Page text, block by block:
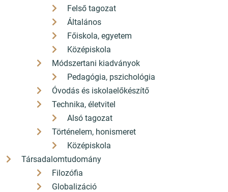
Felső tagozat
Általános
Főiskola, egyetem
Középiskola
Módszertani kiadványok
Pedagógia, pszichológia
Óvodás és iskolaelőkészítő
Technika, életvitel
Alsó tagozat
Történelem, honismeret
Középiskola
Társadalomtudomány
Filozófia
Globalizáció